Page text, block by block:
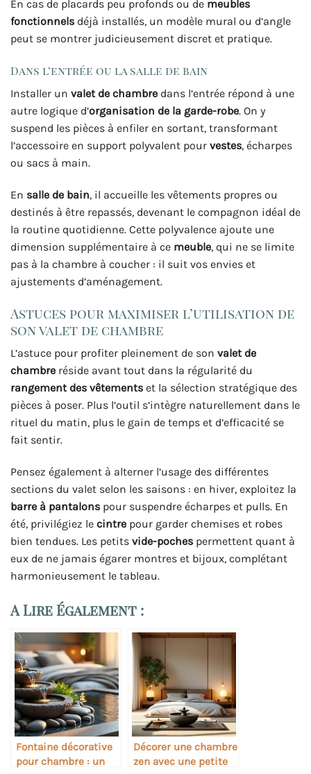
En cas de placards peu profonds ou de meubles
fonctionnels déjà installés, un modèle mural ou d’angle
peut se montrer judicieusement discret et pratique.
Dans l’entrée ou la salle de bain
Installer un valet de chambre dans l’entrée répond à une
autre logique d’organisation de la garde-robe. On y
suspend les pièces à enfiler en sortant, transformant
l’accessoire en support polyvalent pour vestes, écharpes
ou sacs à main.
En salle de bain, il accueille les vêtements propres ou
destinés à être repassés, devenant le compagnon idéal de
la routine quotidienne. Cette polyvalence ajoute une
dimension supplémentaire à ce meuble, qui ne se limite
pas à la chambre à coucher : il suit vos envies et
ajustements d’aménagement.
Astuces pour maximiser l’utilisation de
son valet de chambre
L’astuce pour profiter pleinement de son valet de
chambre réside avant tout dans la régularité du
rangement des vêtements et la sélection stratégique des
pièces à poser. Plus l’outil s’intègre naturellement dans le
rituel du matin, plus le gain de temps et d’efficacité se
fait sentir.
Pensez également à alterner l’usage des différentes
sections du valet selon les saisons : en hiver, exploitez la
barre à pantalons pour suspendre écharpes et pulls. En
été, privilégiez le cintre pour garder chemises et robes
bien tendues. Les petits vide-poches permettent quant à
eux de ne jamais égarer montres et bijoux, complétant
harmonieusement le tableau.
A Lire Également :
Fontaine décorative
pour chambre : un
Décorer une chambre
zen avec une petite